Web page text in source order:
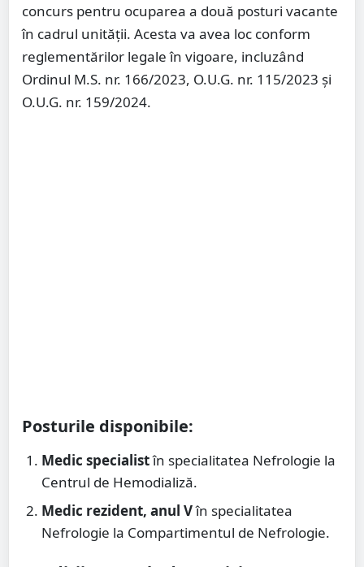
concurs pentru ocuparea a două posturi vacante
în cadrul unității. Acesta va avea loc conform
reglementărilor legale în vigoare, incluzând
Ordinul M.S. nr. 166/2023, O.U.G. nr. 115/2023 și
O.U.G. nr. 159/2024.
Posturile disponibile:
Medic specialistîn specialitatea Nefrologie la
Centrul de Hemodializă.
Medic rezident, anul Vîn specialitatea
Nefrologie la Compartimentul de Nefrologie.